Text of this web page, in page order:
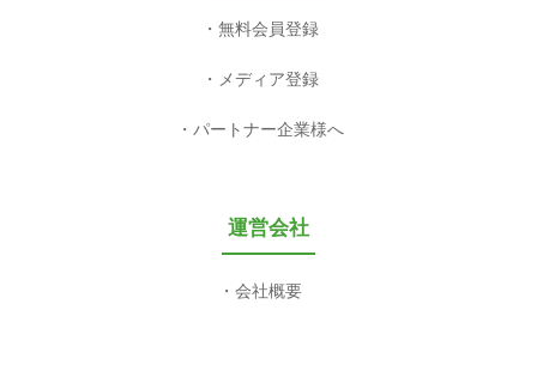
無料会員登録
メディア登録
パートナー企業様へ
運営会社
会社概要